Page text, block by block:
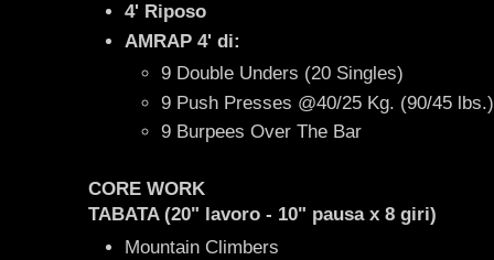
4' Riposo
AMRAP 4' di:
9 Double Unders (20 Singles)
9 Push Presses @40/25 Kg. (90/45 lbs.)
9 Burpees Over The Bar
CORE WORK
TABATA (20" lavoro - 10" pausa x 8 giri)
Mountain Climbers